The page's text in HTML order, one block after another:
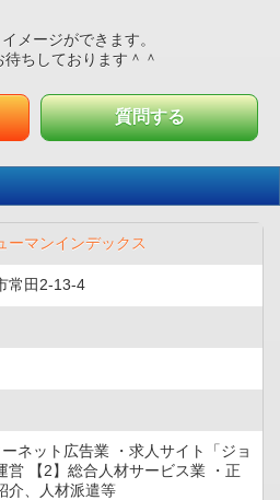
メージができます。
ちしております＾＾
質問する
ーマンインデックス
常田2-13-4
ーネット広告業 ・求人サイト「ジョ
営 【2】総合人材サービス業 ・正
介、人材派遣等